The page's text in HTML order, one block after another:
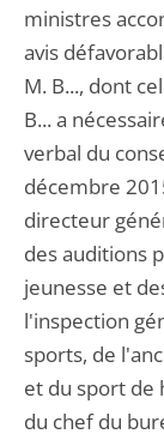
ministres
avis
M. B..., dont
B... a
verbal du
décembre
directeur
des auditions
jeunesse et
l'inspection
sports, de
et du sport de
du chef du